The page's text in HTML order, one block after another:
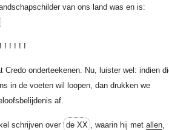
van ons land was en is:
! ! ! ! !
Credo onderteekenen. Nu, luister wel: indien
in de voeten wil loopen, dan drukken we
af.
schrijven over de XX , waarin hij metallen